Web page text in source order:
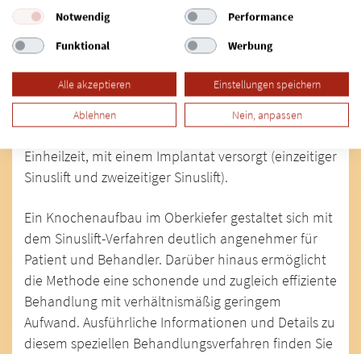
den Zugang hingegen das Implantatbohrloch.
Durch die jeweilige Öffnung im Kieferknochen wird
anschließend die Schleimhaut der Kieferhöhle
angehoben, sodass ein Hohlraum entsteht. Der
gewonneneHohlraum in der Kieferhöhle wird
daraufhin mit Knochenersatzmaterial aufgefüllt
Einheilzeit, mit einem Implantat versorgt (einzeitiger
Sinuslift und zweizeitiger Sinuslift).
Ein Knochenaufbau im Oberkiefer gestaltet sich mit
dem Sinuslift-Verfahren deutlich angenehmer für
Patient und Behandler. Darüber hinaus ermöglicht
die Methode eine schonende und zugleich effiziente
Behandlung mit verhältnismäßig geringem
Aufwand. Ausführliche Informationen und Details zu
diesem speziellen Behandlungsverfahren finden Sie
Notwendig
Performance
Funktional
Werbung
Alle akzeptieren Einstellungen speichern
Ablehnen Nein, anpassen